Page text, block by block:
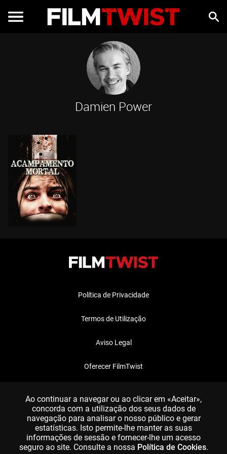
Damien Power
Política de Privacidade
Termos de Utilização
Aviso Legal
Oferecer FilmTwist
Ao continuar a navegar ou ao clicar em «Aceitar»,
concorda com a utilização dos seus dados de
navegação para analisar o nosso público e gerar
estatísticas. Isto permite-lhe manter as suas
informações de sessão e fornecer-lhe um acesso
seguro ao site. Consulte a nossa Política de Cookies.